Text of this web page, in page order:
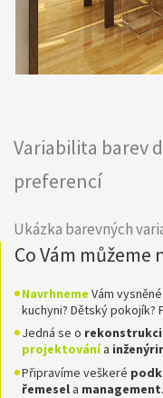
Variabilita barev
preferencí
Ukázka barevných
Co Vám můžeme
Navrhneme Vám
kuchyni? Dětský pokojík?
Jedná se o rekonstrukci
projektovánía
Připravíme veškeré
řemesela management.